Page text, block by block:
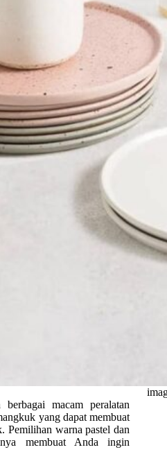
macam peralatan
yang dapat membuat
Pemilihan warna pastel dan
membuat Anda ingin